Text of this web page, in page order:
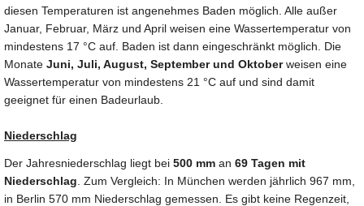
diesen Temperaturen ist angenehmes Baden möglich. Alle außer
Januar, Februar, März und April weisen eine Wassertemperatur von
mindestens 17 °C auf. Baden ist dann eingeschränkt möglich. Die
Monate Juni, Juli, August, September und Oktoberweisen eine
Wassertemperatur von mindestens 21 °C auf und sind damit
geeignet für einen Badeurlaub.
Niederschlag
Der Jahresniederschlag liegt bei 500 mm an 69 Tagen mit
Niederschlag . Zum Vergleich: In München werden jährlich 967 mm,
in Berlin 570 mm Niederschlag gemessen. Es gibt keine Regenzeit,